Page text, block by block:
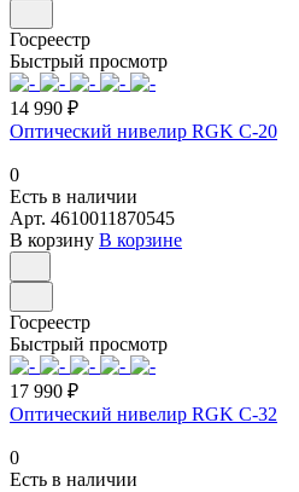
Госреестр
Быстрый просмотр
14 990 ₽
Оптический нивелир RGK C-20
0
Есть в наличии
Арт. 4610011870545
В корзину В корзине
Госреестр
Быстрый просмотр
17 990 ₽
Оптический нивелир RGK C-32
0
Есть в наличии